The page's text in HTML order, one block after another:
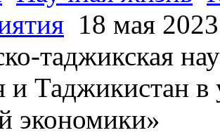
18 мая
таджикская
и Таджикистан
экономики»